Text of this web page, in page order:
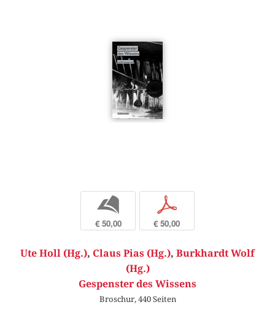
b
€ 50,00
p
€ 50,00
Ute Holl (Hg.), Claus Pias (Hg.), Burkhardt Wolf
(Hg.)
Gespenster des Wissens
Broschur, 440 Seiten